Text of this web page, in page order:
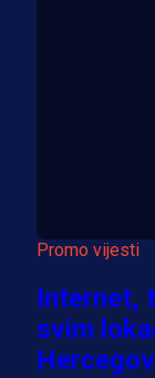
Promo vijesti
Internet,
svim